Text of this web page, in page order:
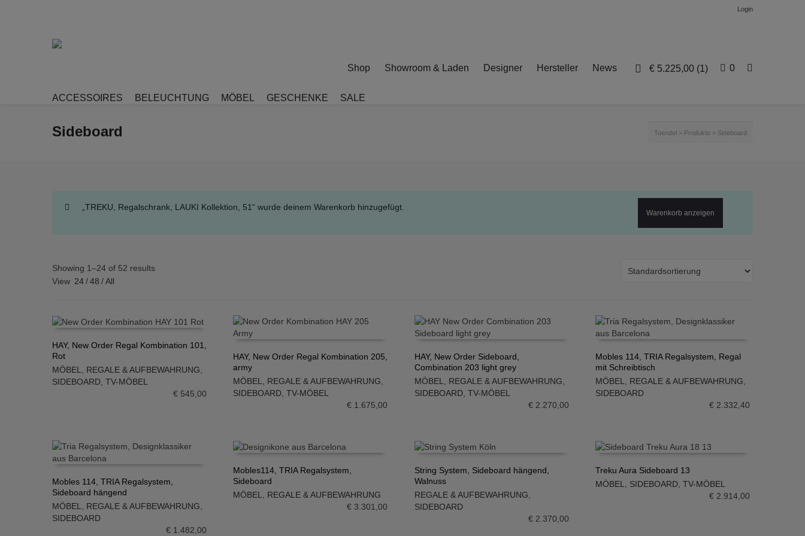
Login
€ 5.225,00 (1) 0
Shop Showroom & Laden Designer Hersteller News
ACCESSOIRES BELEUCHTUNG MÖBEL GESCHENKE SALE
Sideboard Toendel > Produkte > Sideboard
„TREKU, Regalschrank, LAUKI Kollektion, 51“ wurde deinem Warenkorb hinzugefügt.
Warenkorb anzeigen
Showing 1–24 of 52 results
View 24/48 /All
IN DEN WARENKORB
HAY, New Order Regal Kombination 101,
Rot
MÖBEL, REGALE & AUFBEWAHRUNG,
SIDEBOARD, TV-MÖBEL
€545,00
IN DEN WARENKORB
HAY, New Order Regal Kombination 205,
army
MÖBEL
REGALE & AUFBEWAHRUNG
SIDEBOARD ,TV-MÖBEL
€ 1.675,00
IN DEN WARENKORB
HAY, New Order Sideboard,
Combination 203 light grey
MÖBEL
REGALE & AUFBEWAHRUNG
SIDEBOARD, TV-MÖBEL
€2.270,00
IN DEN WARENKORB
Mobles 114, TRIA Regalsystem, Regal
mit Schreibtisch
MÖBEL
REGALE & AUFBEWAHRUNG
SIDEBOARD
€ 2.332,40
IN DEN WARENKORB
Mobles 114, TRIA Regalsystem,
Sideboard hängend
MÖBEL
REGALE & AUFBEWAHRUNG
SIDEBOARD
€1.482,00
IN DEN WARENKORB
Mobles114, TRIA Regalsystem,
Sideboard
MÖBEL
REGALE & AUFBEWAHRUNG
€ 3.301,00
String System, Sideboard hängend,
Walnuss
REGALE & AUFBEWAHRUNG
SIDEBOARD
€2.370,00
IN DEN WARENKORB
Treku Aura Sideboard 13
MÖBEL
SIDEBOARD ,TV-MÖBEL
€ 2.914,00